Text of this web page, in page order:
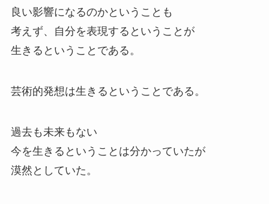
良い影響になるのかということも
考えず、自分を表現するということが
生きるということである。
芸術的発想は生きるということである。
過去も未来もない
今を生きるということは分かっていたが
漠然としていた。